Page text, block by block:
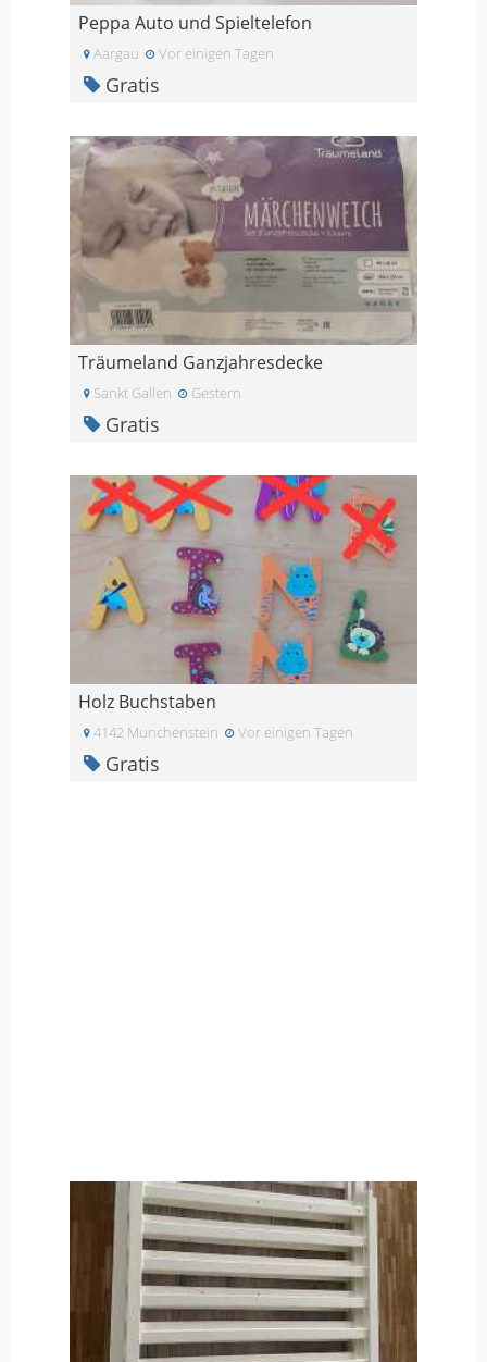
Peppa Auto und Spieltelefon
Aargau Vor einigen Tagen
Gratis
Träumeland Ganzjahresdecke
Sankt Gallen Gestern
Gratis
Holz Buchstaben
4142 Munchenstein Vor einigen Tagen
Gratis